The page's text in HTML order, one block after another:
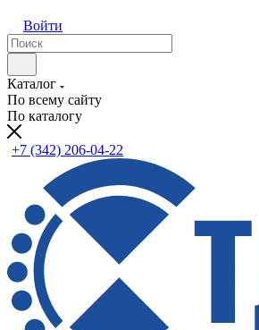
Войти
Каталог
По всему сайту
По каталогу
+7 (342) 206-04-22